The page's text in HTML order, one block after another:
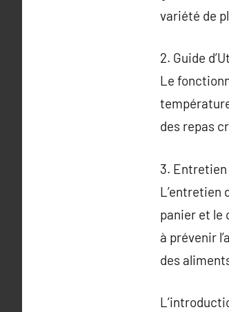
variété de
2. Guide
Le
des repas
3.
L’entretien
panier et le
à prévenir
des